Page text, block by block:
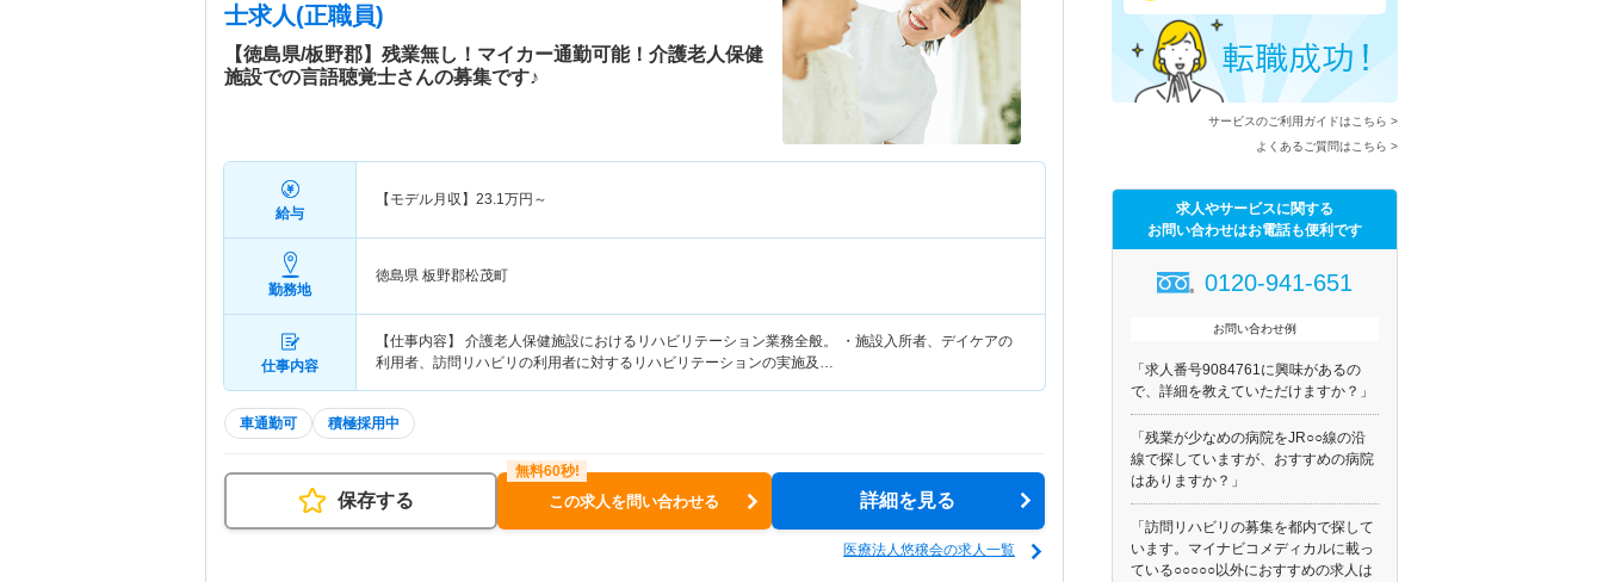
士求人(正職員)
【徳島県/板野郡】残業無し！マイカー通勤可能！介護老人保健
施設での言語聴覚士さんの募集です♪
給与
【モデル月収】 23.1万円～
勤務地
徳島県 板野郡松茂町
仕事内容
【仕事内容】 介護老人保健施設におけるリハビリテーション業務全般。 ・施設入所者、デイケアの
利用者、訪問リハビリの利用者に対するリハビリテーションの実施及…
車通勤可 積極採用中
保存する この求人を問い合わせる 詳細を見る
医療法人悠穣会の求人一覧
サービスのご利用ガイドはこちら >
よくあるご質問はこちら >
求人やサービスに関する
お問い合わせはお電話も便利です
0120-941-651
お問い合わせ例
「求人番号9084761に興味があるの
で、詳細を教えていただけますか？」
「残業が少なめの病院をJR○○線の沿
線で探していますが、おすすめの病院
はありますか？」
「訪問リハビリの募集を都内で探して
います。マイナビコメディカルに載っ
ている○○○○○以外におすすめの求人は